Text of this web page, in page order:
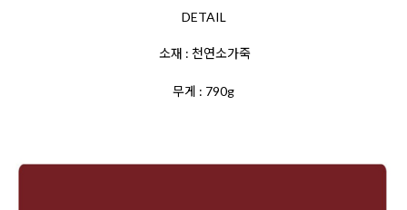
DETAIL
소재 : 천연소가죽
무게 : 790g